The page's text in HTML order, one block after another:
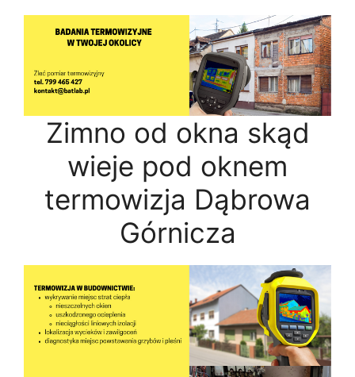
Zimno od okna skąd
wieje pod oknem
termowizja Dąbrowa
Górnicza